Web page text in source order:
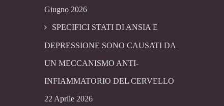
Giugno 2026
SPECIFICI STATI DI ANSIA E
DEPRESSIONE SONO CAUSATI DA
UN MECCANISMO ANTI-
INFIAMMATORIO DEL CERVELLO
22 Aprile 2026